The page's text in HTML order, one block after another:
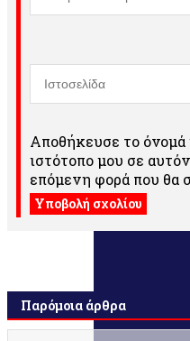
Αποθήκευσε το όνομά
ιστότοπο μου σε
επόμενη φορά που θα
Παρόμοια άρθρα